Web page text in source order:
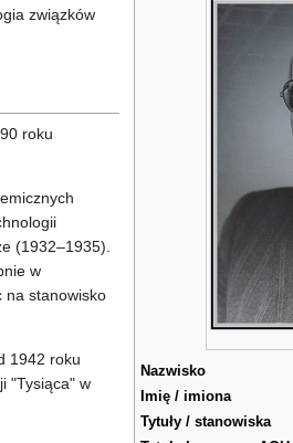
Nazwisko
Imię / imiona
Tytuły / stanowiska
związków
roku
(1932–1935).
w
na stanowisko
1942 roku
"Tysiąca" w